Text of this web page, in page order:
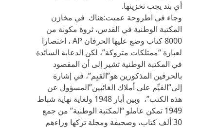
أي بند يجب تخزينها.
وجاء في اطروحة عميت:هناك في مخازن
المكتبة الوطنية في القدس، ثروة مكونة من
8000 كتاب وضع عليها الحرفان AP ، اختصارا
لعبارة “ممتلكات متروكة”، لكن الدعابة السائدة
في المكتبة الوطنية تشير إلى أن المقصود
بالحرفين المذكورين هو”القيِم”، في إشارة
إلى”القيِّم على أملاك الغائبين”المسؤول عن
هذه الكتب”، وبين أيار 1948 ولغاية نهاية شباط
1949 تمكن عاملو “المكتبة الوطنية” من جمع
30 ألف كتاب، وصحيفة ومجلة تركها وراءهم